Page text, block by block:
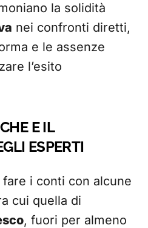
la solidità
nei confronti diretti,
e le assenze
l’esito
E IL
ESPERTI
fare i conti con alcune
cui quella di
, fuori per almeno